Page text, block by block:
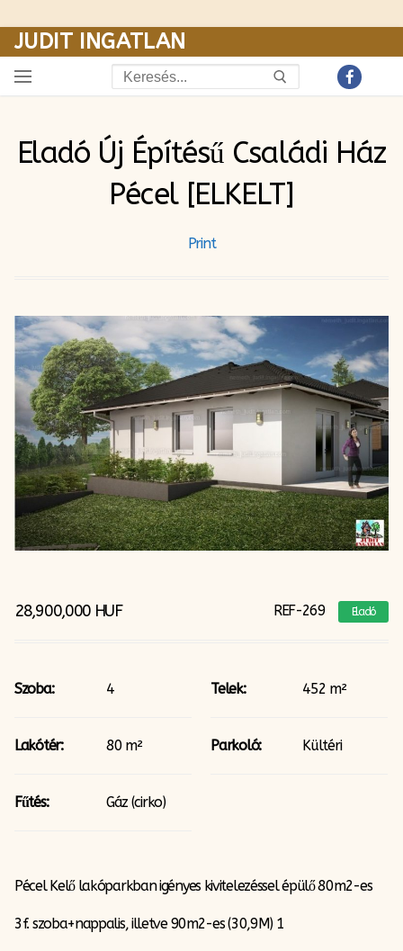
Ugrás
JUDIT INGATLAN
Eladó Új Építésű Családi Ház
Pécel [ELKELT]
Print
28,900,000 HUF REF-269 Eladó
Szoba: 4 Telek: 452 m²
Lakótér: 80 m² Parkoló: Kültéri
Fűtés: Gáz (cirko)
Pécel Kelő lakóparkban igényes kivitelezéssel épülő 80m2-es
3f. szoba+nappalis, illetve 90m2-es (30,9M) 1